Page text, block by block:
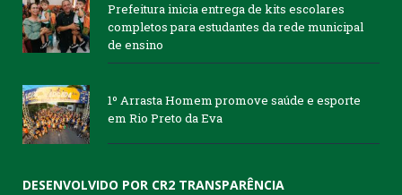
Prefeitura inicia entrega de kits escolares
completos para estudantes da rede municipal
de ensino
1º Arrasta Homem promove saúde e esporte
em Rio Preto da Eva
DESENVOLVIDO POR CR2 TRANSPARÊNCIA